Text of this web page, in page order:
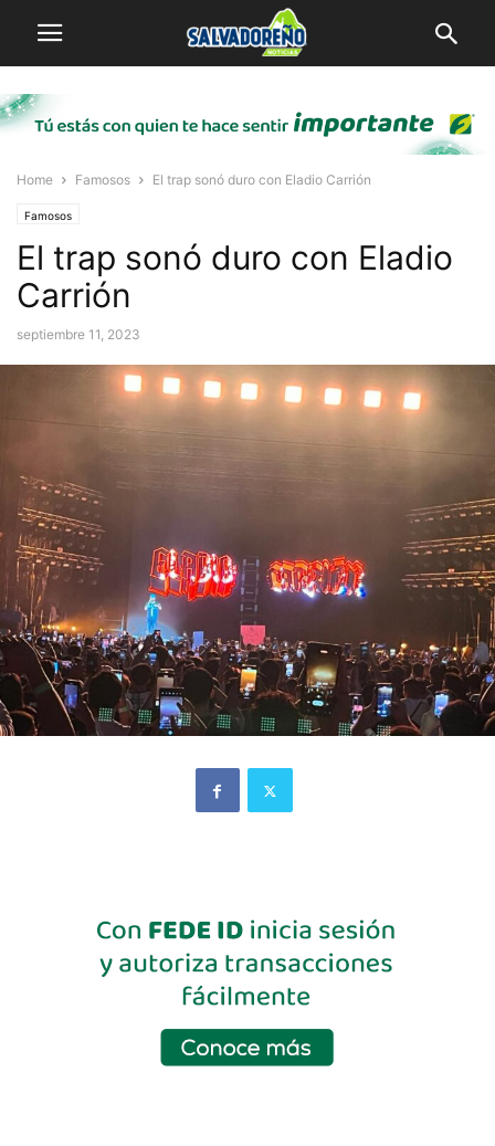
Home Famosos El trap sonó duro con Eladio Carrión
Famosos
El trap sonó duro con Eladio
Carrión
septiembre 11, 2023